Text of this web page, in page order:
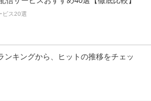
ビス20選
ンキングから、ヒットの推移をチェッ